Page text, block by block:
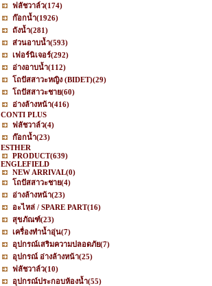
ฟลัชวาล์ว(174)
ก๊อกน้ำ(1926)
ถังน้ำ(281)
ส่วนอาบน้ำ(593)
เฟอร์นิเจอร์(292)
อ่างอาบน้ำ(112)
โถปัสสาวะหญิง (BIDET)(29)
โถปัสสาวะชาย(60)
อ่างล้างหน้า(416)
CONTI PLUS
ฟลัชวาล์ว(4)
ก๊อกน้ำ(23)
ESTHER
PRODUCT(639)
ENGLEFIELD
NEW ARRIVAL(0)
โถปัสสาวะชาย(4)
อ่างล้างหน้า(23)
อะไหล่ / SPARE PART(16)
สุขภัณฑ์(23)
เครื่องทำน้ำอุ่น(7)
อุปกรณ์เสริมความปลอดภัย(7)
อุปกรณ์ อ่างล้างหน้า(25)
ฟลัชวาล์ว(10)
อุปกรณ์ประกอบห้องน้ำ(55)